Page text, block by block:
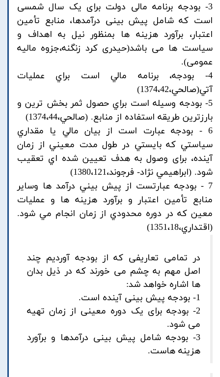
3- بودجه برنامه مالی دولت برای یک سال شمسی
است که شامل پیش بینی درآمدها، منابع تأمین
اعتبار، برآورد هزینه ها بمنظور نیل به اهداف و
سیاست ها می باشد(حیدری کرد زنگنه،جزوه مالیه
عمومی).
4- بودجه، برنامه مالي است براي عمليات
آتي(صالحي،1374،42)
5- بودجه وسيله است براي حصول ثمر بخش ترين و
بارزترين طريقه استفاده از منابع. (صالحي،1374،44)
6 - بودجه عبارت است از بيان مالي يا مقداري
سياستي كه بايستي در طول مدت معيني از زمان
آينده، برای وصول به هدف تعيين شده اي تعقيب
شود. (ابراهيمي نژاد- فرجوند،1380،121)
7 - بودجه عبارتست از پيش بيني درآمد ها وساير
منابع تأمين اعتبار و برآورد هزينه ها و عمليات
معين كه در دوره محدودي از زمان انجام مي شود.
(اقتداري،1351،18)
در تمامی تعاریفی که از بودجه آوردیم چند
اصل مهم به چشم می خورند که در ذیل بدان
ها اشاره خواهد شد:
1- بودجه پیش بینی آینده است.
2- بودجه برای یک دوره معینی از زمان تهیه
می شود.
3- بودجه شامل پیش بینی درآمدها و برآورد
هزینه هاست.